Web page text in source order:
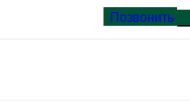
Позвонить